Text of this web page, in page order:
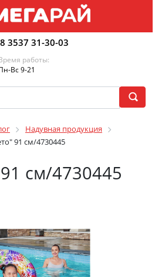
8 3537 31-30-03
работы:
Вс 9-21
Надувная продукция
91 см/4730445
см/4730445